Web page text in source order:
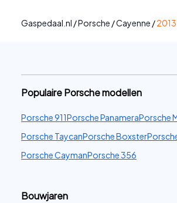
Gaspedaal.nl /Porsche /Cayenne /2013
Populaire Porsche modellen
Porsche 911Porsche PanameraPorsche
Porsche TaycanPorsche Boxster
Porsche CaymanPorsche 356
Bouwjaren